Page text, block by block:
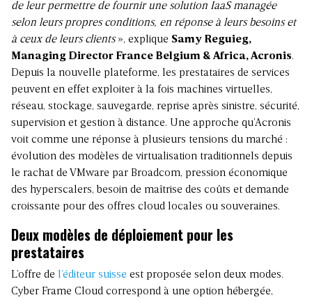
de leur permettre de fournir une solution IaaS managée
selon leurs propres conditions, en réponse à leurs besoins et
à ceux de leurs clients», explique Samy Reguieg,
Managing Director France Belgium & Africa, Acronis.
Depuis la nouvelle plateforme, les prestataires de services
peuvent en effet exploiter à la fois machines virtuelles,
réseau, stockage, sauvegarde, reprise après sinistre, sécurité,
supervision et gestion à distance. Une approche qu’Acronis
voit comme une réponse à plusieurs tensions du marché :
évolution des modèles de virtualisation traditionnels depuis
le rachat de VMware par Broadcom, pression économique
des hyperscalers, besoin de maîtrise des coûts et demande
croissante pour des offres cloud locales ou souveraines.
Deux modèles de déploiement pour les
prestataires
L’offre de l’éditeur suisse est proposée selon deux modes.
Cyber Frame Cloud correspond à une option hébergée,